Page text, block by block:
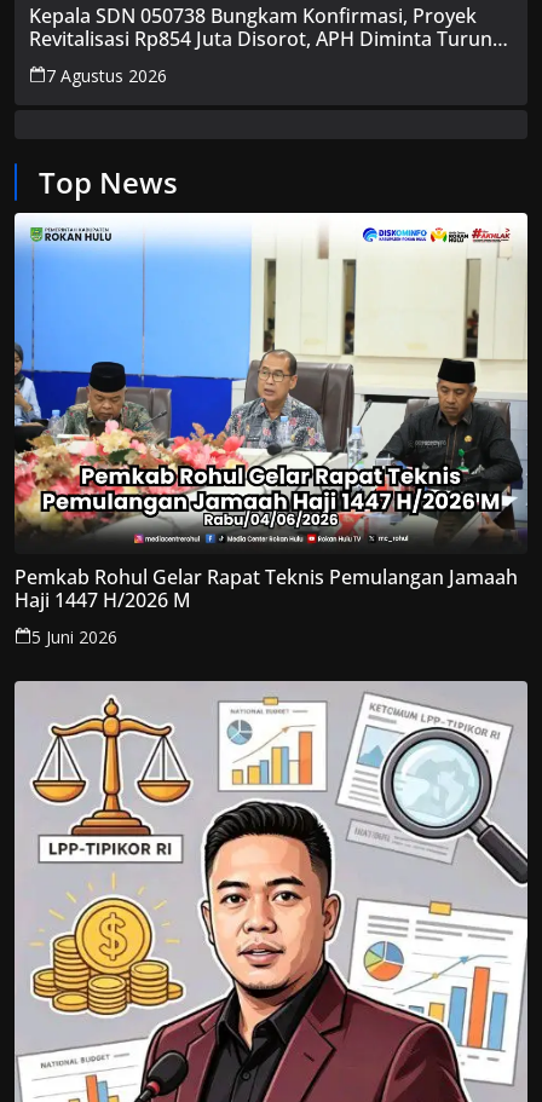
Kepala SDN 050738 Bungkam Konfirmasi, Proyek
Revitalisasi Rp854 Juta Disorot, APH Diminta Turun
Tangan
7 Agustus 2026
Top News
Pemkab Rohul Gelar Rapat Teknis Pemulangan Jamaah
Haji 1447 H/2026 M
5 Juni 2026